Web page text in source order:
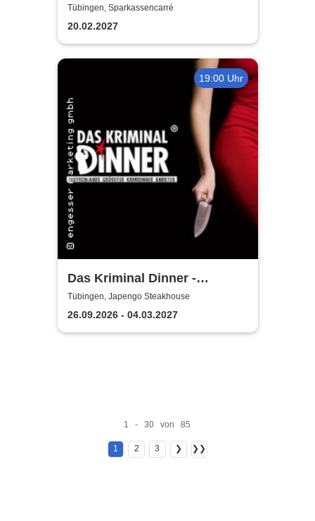
NERVEN STARK
Tübingen, Sparkassencarré
20.02.2027
19:00 Uhr
Das Kriminal Dinner -
Hauptkommissar Schröder
ermittelt
Tübingen, Japengo Steakhouse
26.09.2026 - 04.03.2027
1 - 30 von 85
1 2 3 ❯ ❯❯